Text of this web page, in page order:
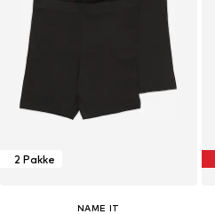
2 Pakke
NAME IT